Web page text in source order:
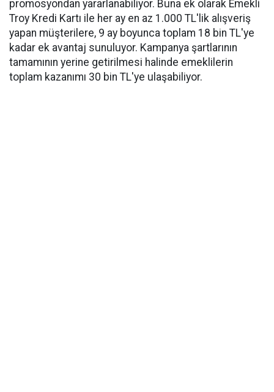
promosyondan yararlanabiliyor. Buna ek olarak Emekli
Troy Kredi Kartı ile her ay en az 1.000 TL'lik alışveriş
yapan müşterilere, 9 ay boyunca toplam 18 bin TL'ye
kadar ek avantaj sunuluyor. Kampanya şartlarının
tamamının yerine getirilmesi halinde emeklilerin
toplam kazanımı 30 bin TL'ye ulaşabiliyor.